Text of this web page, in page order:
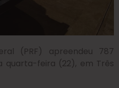
(PRF) apreendeu 787
quarta-feira (22), em Três